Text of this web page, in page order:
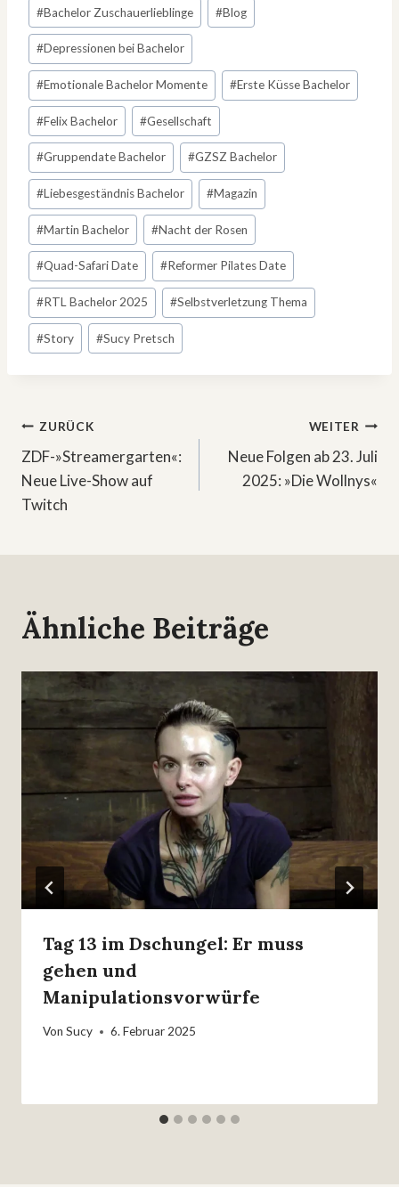
#Bachelor Zuschauerlieblinge #Blog
#Depressionen bei Bachelor
#Emotionale Bachelor Momente #Erste Küsse Bachelor
#Felix Bachelor #Gesellschaft
#Gruppendate Bachelor #GZSZ Bachelor
#Liebesgeständnis Bachelor #Magazin
#Martin Bachelor #Nacht der Rosen
#Quad-Safari Date #Reformer Pilates Date
#RTL Bachelor 2025 #Selbstverletzung Thema
#Story #Sucy Pretsch
Beitragsnavigation
ZURÜCK
ZDF-»Streamergarten«:
Neue Live-Show auf
Twitch
WEITER
Neue Folgen ab 23. Juli
2025: »Die Wollnys«
Ähnliche Beiträge
Tag 13 im Dschungel: Er muss
gehen und
Manipulationsvorwürfe
Von Sucy 6. Februar 2025